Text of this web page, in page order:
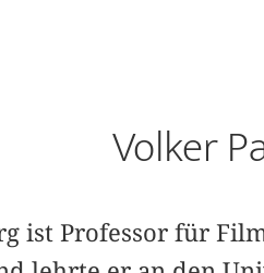
Volker
ist Professor für